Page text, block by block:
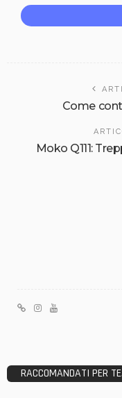
Come
Moko Q111:
RACCOMANDATI PER